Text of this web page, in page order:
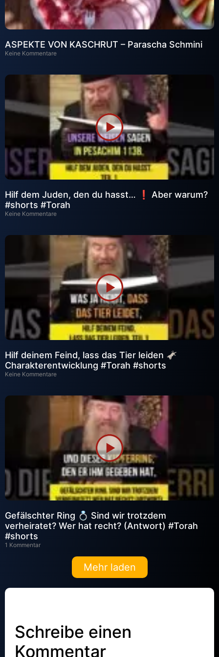
ASPEKTE VON KASCHRUT – Parascha Schmini
Keine Kommentare
Hilf dem Juden, den du hasst… ❗ Aber warum?
#shorts #Torah
Keine Kommentare
Hilf deinem Feind, lass das Tier leiden 🫏
Charakterentwicklung #Torah #shorts
Keine Kommentare
Gefälschter Ring 💍 Sind wir trotzdem
verheiratet? Wer hat recht? (Antwort) #Torah
#shorts
1 Kommentar
Mehr laden
Schreibe einen
Kommentar